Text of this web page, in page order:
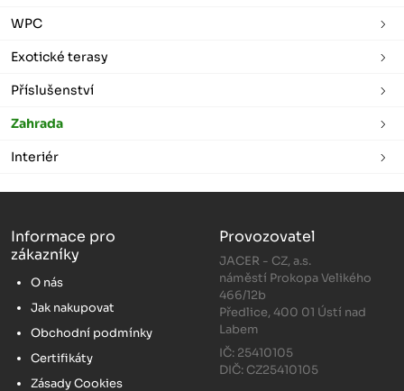
WPC
Exotické terasy
Příslušenství
Zahrada
Interiér
Informace pro
zákazníky
O nás
Jak nakupovat
Obchodní podmínky
Certifikáty
Zásady Cookies
Provozovatel
JACER - CZ, a.s.
náměstí Prokopa Velikého
466/12b
Předlice, 400 01 Ústí nad
Labem
IČ: 25410105
DIČ: CZ25410105